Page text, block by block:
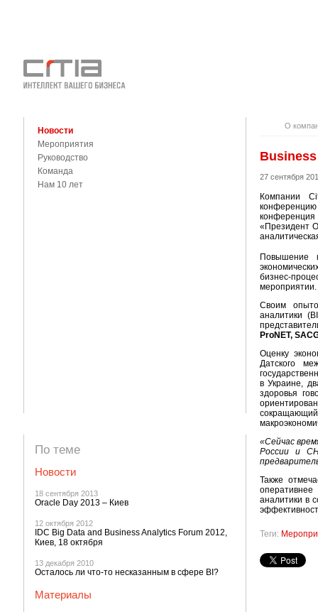
Новости
Мероприятия
Руководство
Команда
Нам 10 лет
По теме
Новости
18 сентября 2013
Oracle Day 2013 – Киев
12 октября 2012
IDC Big Data and Business Analytics Forum 2012,
Киев, 18 октября
13 декабря 2010
Осталось ли что-то несказанным в сфере BI?
Материалы
О
27 сентября
Компании
«Президент
Повышение
бизнес-
мероприятии.
Своим
аналитики
ProNET,
Оценку
Датского
в Украине,
здоровья
«Сейчас
России и
Также
аналитики в
Теги: